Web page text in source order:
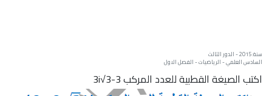
سنة: 2015 - الدور الثالث
السادس العلمي - الرياضيات - الفصل الاول
اكتب الصيغة القطبية للعدد المركب 3-3√3i